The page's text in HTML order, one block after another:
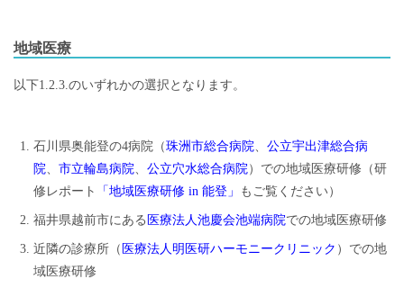
地域医療
以下1.2.3.のいずれかの選択となります。
石川県奥能登の4病院（珠洲市総合病院
公立宇出津総合病
院
市立輪島病院 公立穴水総合病院）での地域医療研修（研
修レポート
「地域医療研修 in 能登」 もご覧ください）
福井県越前市にある 医療法人池慶会池端病院での地域医療研修
近隣の診療所（ 医療法人明医研ハーモニークリニック ）での地
域医療研修